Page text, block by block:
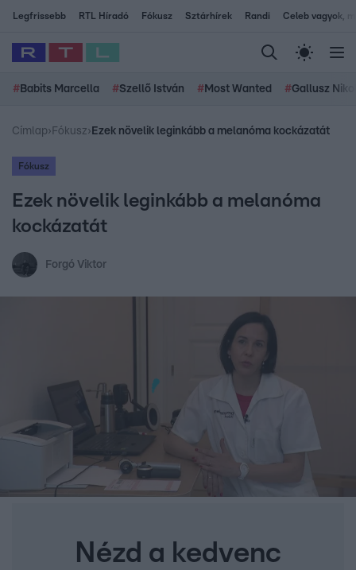
Legfrissebb RTL Híradó Fókusz Sztárhírek Randi Celeb vagyok,
# Babits Marcella #Szellő István # Most Wanted #Gallusz
Címlap› Fókusz› Ezek növelik leginkább a melanóma kockázatát
Fókusz
Ezek növelik leginkább a melanóma
kockázatát
Forgó Viktor
Nézd a kedvenc